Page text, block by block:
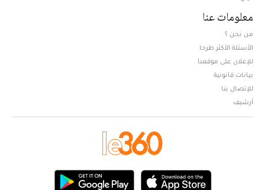
معلومات عنا
من نحن ؟
الأسئلة الأكثر طرحا
للإعلان على موقعنا
بيانات قانونية
للإتصال بنا
أرشيف